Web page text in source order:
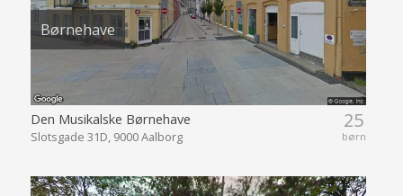
Børnehave
25
børn
Den Musikalske Børnehave
Slotsgade 31D, 9000 Aalborg